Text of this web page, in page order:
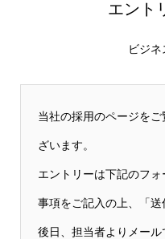
エント
ビジネ
当社の採用のページを
ざいます。
エントリーは下記のフ
事項をご記入の上、「送
後日、担当者よりメー